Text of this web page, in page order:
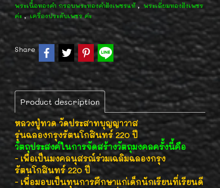
พระเนื้อทองคำ กรอบพระทองคำฝังเพชรแท้ , พระเลี่ยมทองฝังเพชร
ค่ะ , เครื่องประดับเพชร ค่ะ
Share
Product description
หลวงปู่ทวด วัดประสาทบุญญาวาส
รุ่นฉลองกรุงรัตนโกสินทร์ 220 ปี
วัตถุประสงค์ในการจัดสร้างวัตถุมงคลครั้งนี้คือ
- เพื่อเป็นมงคลนุสรณ์ร่วมเฉลิมฉลองกรุง
รัตนโกสินทร์ 220 ปี
- เพื่อมอบเป็นทุนการศึกษาแก่เด็กนักเรียนที่เรียนดี